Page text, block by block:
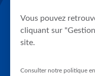
Vous pouvez
cliquant sur
site.
Consulter notre politique